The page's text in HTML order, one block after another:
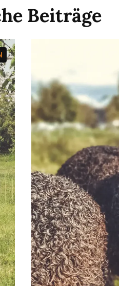
Beiträge